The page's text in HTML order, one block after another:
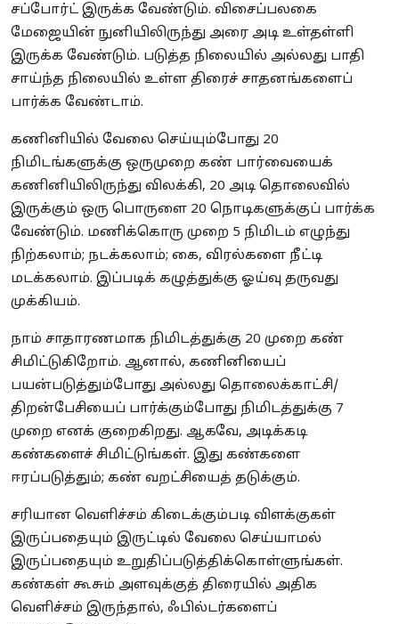
சப்போர்ட் இருக்க வேண்டும். விசைப்பலகை
மேஜையின் நுனியிலிருந்து அரை அடி உள்தள்ளி
இருக்க வேண்டும். படுத்த நிலையில் அல்லது பாதி
சாய்ந்த நிலையில் உள்ள திரைச் சாதனங்களைப்
பார்க்க வேண்டாம்.
கணினியில் வேலை செய்யும்போது 20
நிமிடங்களுக்கு ஒருமுறை கண் பார்வையைக்
கணினியிலிருந்து விலக்கி, 20 அடி தொலைவில்
இருக்கும் ஒரு பொருளை 20 நொடிகளுக்குப் பார்க்க
வேண்டும். மணிக்கொரு முறை 5 நிமிடம் எழுந்து
நிற்கலாம்; நடக்கலாம்; கை, விரல்களை நீட்டி
மடக்கலாம். இப்படிக் கழுத்துக்கு ஓய்வு தருவது
முக்கியம்.
நாம் சாதாரணமாக நிமிடத்துக்கு 20 முறை கண்
சிமிட்டுகிறோம். ஆனால், கணினியைப்
பயன்படுத்தும்போது அல்லது தொலைக்காட்சி/
திறன்பேசியைப் பார்க்கும்போது நிமிடத்துக்கு 7
முறை எனக் குறைகிறது. ஆகவே, அடிக்கடி
கண்களைச் சிமிட்டுங்கள். இது கண்களை
ஈரப்படுத்தும்; கண் வறட்சியைத் தடுக்கும்.
சரியான வெளிச்சம் கிடைக்கும்படி விளக்குகள்
இருப்பதையும் இருட்டில் வேலை செய்யாமல்
இருப்பதையும் உறுதிப்படுத்திக்கொள்ளுங்கள்.
கண்கள் கூசும் அளவுக்குத் திரையில் அதிக
வெளிச்சம் இருந்தால், ஃபில்டர்களைப்